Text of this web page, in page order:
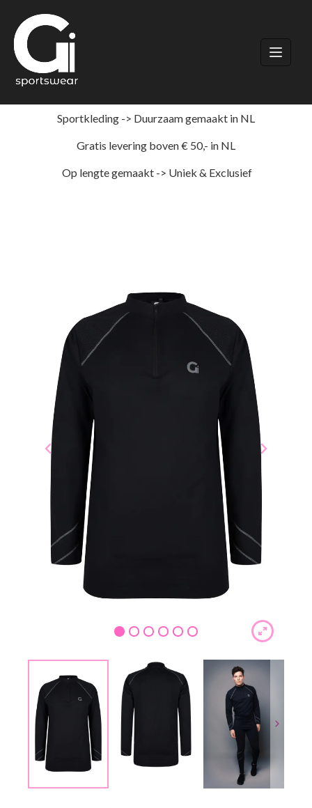
naar
inhoud
Sportkleding -> Duurzaam gemaakt in NL
Gratis levering boven € 50,- in NL
Op lengte gemaakt -> Uniek & Exclusief
1 2 3 4 5